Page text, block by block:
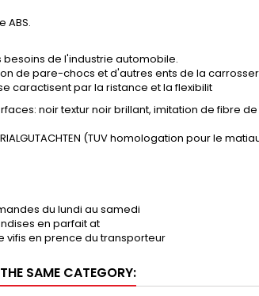
ABS.
de l'industrie automobile.
de pare-chocs et d'autres ents de la
caractisent par la ristance et la flexibilit
noir textur noir brillant, imitation de fibre
(TUV homologation pour le
du lundi au samedi
en parfait at
vifis en prence du transporteur
SAME CATEGORY: